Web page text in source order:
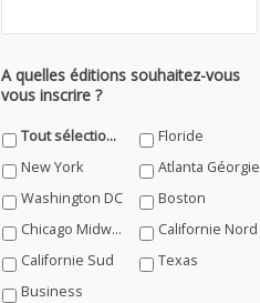
A quelles éditions souhaitez-vous
vous inscrire ?
Tout sélectionner
Floride
New York
Atlanta Géorgie
Washington DC
Boston
Chicago Midwest
Californie Nord
Californie Sud
Texas
Business